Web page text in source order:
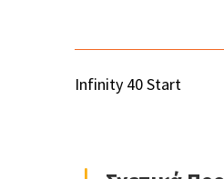
Infinity 40 Start